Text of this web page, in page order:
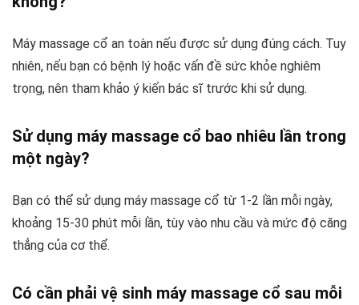
Máy massage cổ an toàn nếu được sử dụng đúng cách. Tuy
nhiên, nếu bạn có bệnh lý hoặc vấn đề sức khỏe nghiêm
trọng, nên tham khảo ý kiến bác sĩ trước khi sử dụng.
Sử dụng máy massage cổ bao nhiêu lần trong
một ngày?
Bạn có thể sử dụng máy massage cổ từ 1-2 lần mỗi ngày,
khoảng 15-30 phút mỗi lần, tùy vào nhu cầu và mức độ căng
thẳng của cơ thể.
Có cần phải vệ sinh máy massage cổ sau mỗi